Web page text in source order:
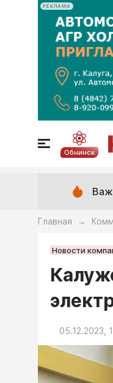
РЕКЛАМА
Обнинск
Главная →
Новости
05.12.2023,